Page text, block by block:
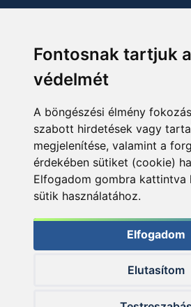
Fontosnak tartjuk
védelmét
A böngészési élmény
szabott hirdetések vagy
megjelenítése, valamint a
érdekében sütiket (cookie)
Elfogadom gombra kattintva
sütik használatához.
Elfogadom
Elutasítom